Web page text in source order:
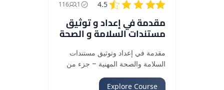
4.5
1
116
مقدمة في إعداد و توثيق
مستندات السلامة و الصحة
مقدمة في إعداد وتوثيق مستندات
السلامة والصحة المهنية – جزء من
وتواصل مستندات السلامة والصحة
Explore Course